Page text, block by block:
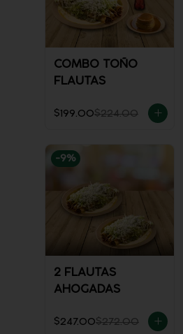
COMBO TOÑO
FLAUTAS
$199.00$224.00
-9%
2 FLAUTAS
AHOGADAS
$247.00$272.00